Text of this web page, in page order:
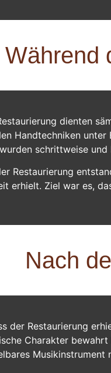
Während
dienten
Handtechniken unter
schrittweise
Restaurierung
erhielt. Ziel war es,
Nach
der Restaurierung
Charakter
Musikinstrument